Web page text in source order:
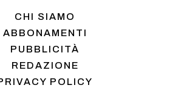
CHI SIAMO
ABBONAMENTI
PUBBLICITÀ
REDAZIONE
POLICY